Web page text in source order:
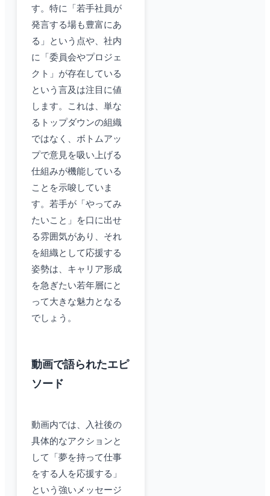
す。特に「若手社員が
発言する場も豊富にあ
る」という点や、社内
に「委員会やプロジェ
クト」が存在している
という言及は注目に値
します。これは、単な
るトップダウンの組織
ではなく、ボトムアッ
プで意見を吸い上げる
仕組みが機能している
ことを示唆していま
す。若手が「やってみ
たいこと」を口に出せ
る雰囲気があり、それ
を組織として応援する
姿勢は、キャリア形成
を急ぎたい若年層にと
って大きな魅力となる
でしょう。
動画で語られたエピ
ソード
動画内では、入社後の
具体的なアクションと
して「夢を持って仕事
をする人を応援する」
という強いメッセージ